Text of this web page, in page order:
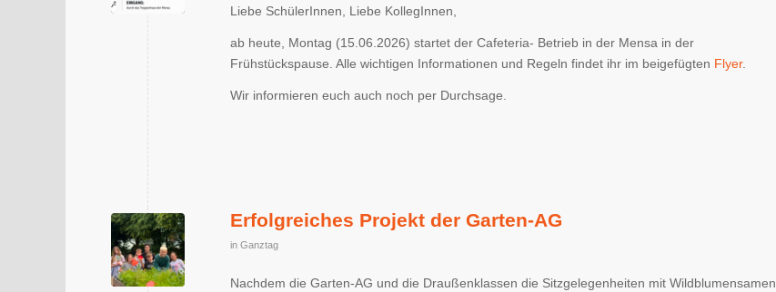
Liebe SchülerInnen, Liebe KollegInnen,
ab heute, Montag (15.06.2026) startet der Cafeteria- Betrieb in der Mensa in der
Frühstückspause. Alle wichtigen Informationen und Regeln findet ihr im beigefügten Flyer.
Wir informieren euch auch noch per Durchsage.
Erfolgreiches Projekt der Garten-AG
in Ganztag
Nachdem die Garten-AG und die Draußenklassen die Sitzgelegenheiten mit Wildblumensamen